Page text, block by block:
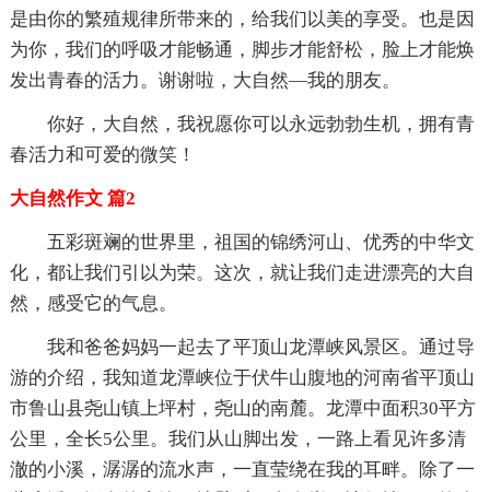
是由你的繁殖规律所带来的，给我们以美的享受。也是因
为你，我们的呼吸才能畅通，脚步才能舒松，脸上才能焕
发出青春的活力。谢谢啦，大自然—我的朋友。
你好，大自然，我祝愿你可以永远勃勃生机，拥有青
春活力和可爱的微笑！
大自然作文 篇2
五彩斑斓的世界里，祖国的锦绣河山、优秀的中华文
化，都让我们引以为荣。这次，就让我们走进漂亮的大自
然，感受它的气息。
我和爸爸妈妈一起去了平顶山龙潭峡风景区。通过导
游的介绍，我知道龙潭峡位于伏牛山腹地的河南省平顶山
市鲁山县尧山镇上坪村，尧山的南麓。龙潭中面积30平方
公里，全长5公里。我们从山脚出发，一路上看见许多清
澈的小溪，潺潺的流水声，一直莹绕在我的耳畔。除了一